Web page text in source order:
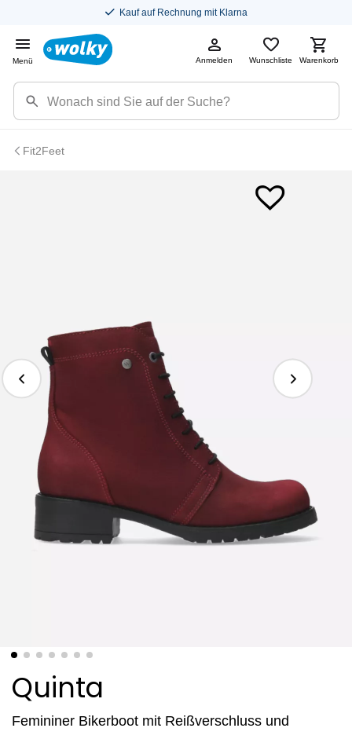
Kauf auf Rechnung mit Klarna
Menü Anmelden Wunschliste Warenkorb
Fit2Feet
Quinta
Femininer Bikerboot mit Reißverschluss und